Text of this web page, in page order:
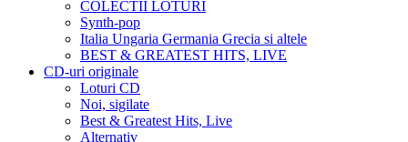
COLECTII LOTURI
Synth-pop
Italia Ungaria Germania Grecia si altele
BEST & GREATEST HITS, LIVE
CD-uri originale
Loturi CD
Noi, sigilate
Best & Greatest Hits, Live
Alternativ